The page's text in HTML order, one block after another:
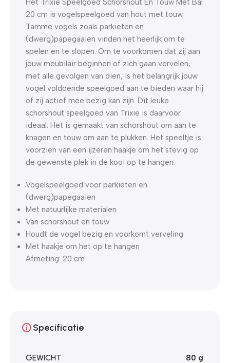
Het Trixie Speelgoed Schorshout En Touw Met Bal
20 cm is vogelspeelgoed van hout met touw.
Tamme vogels zoals parkieten en
(dwerg)papegaaien vinden het heerlijk om te
spelen en te slopen. Om te voorkomen dat zij aan
jouw meubilair beginnen of zich gaan vervelen,
met alle gevolgen van dien, is het belangrijk jouw
vogel voldoende speelgoed aan te bieden waar hij
of zij actief mee bezig kan zijn. Dit leuke
schorshout speelgoed van Trixie is daarvoor
ideaal. Het is gemaakt van schorshout om aan te
knagen en touw om aan te plukken. Het speeltje is
voorzien van een ijzeren haakje om het stevig op
de gewenste plek in de kooi op te hangen.
Vogelspeelgoed voor parkieten en
(dwerg)papegaaien
Met natuurlijke materialen
Van schorshout en touw
Houdt de vogel bezig en voorkomt verveling
Met haakje om het op te hangen
Afmeting: 20 cm
Specificatie
GEWICHT 80 g